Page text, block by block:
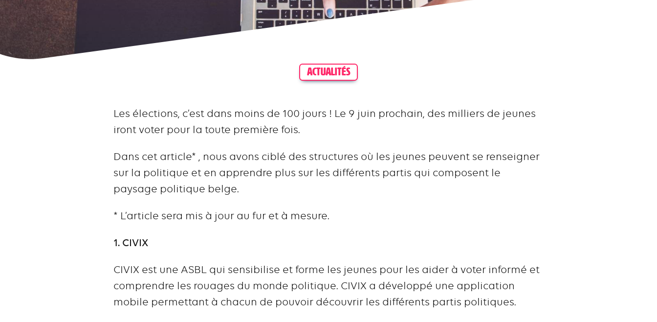
ACTUALITÉS
Les élections, c’est dans moins de 100 jours ! Le 9 juin prochain, des milliers de jeunes
iront voter pour la toute première fois.
Dans cet article* , nous avons ciblé des structures où les jeunes peuvent se renseigner
sur la politique et en apprendre plus sur les différents partis qui composent le
paysage politique belge.
* L’article sera mis à jour au fur et à mesure.
1. CIVIX
CIVIX est une ASBL qui sensibilise et forme les jeunes pour les aider à voter informé et
comprendre les rouages du monde politique. CIVIX a développé une application
mobile permettant à chacun de pouvoir découvrir les différents partis politiques.